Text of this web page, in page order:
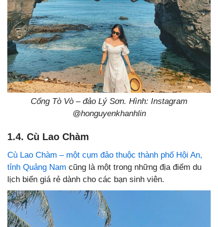
Cổng Tò Vò – đảo Lý Sơn. Hình: Instagram
@honguyenkhanhlin
1.4. Cù Lao Chàm
Cù Lao Chàm – một cụm đảo thuộc thành phố Hội An,
tỉnh Quảng Nam cũng là một trong những địa điểm du
lịch biển giá rẻ dành cho các bạn sinh viên.